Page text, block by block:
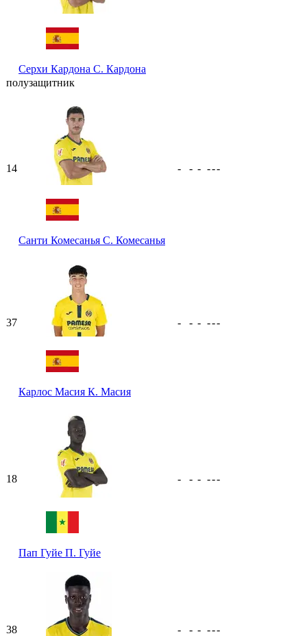
Серхи Кардона С. Кардона
полузащитник
14
Санти Комесанья С. Комесанья
- - - ---
37
Карлос Масия К. Масия
- - - ---
18
Пап Гуйе П. Гуйе
- - - ---
38 - - - ---